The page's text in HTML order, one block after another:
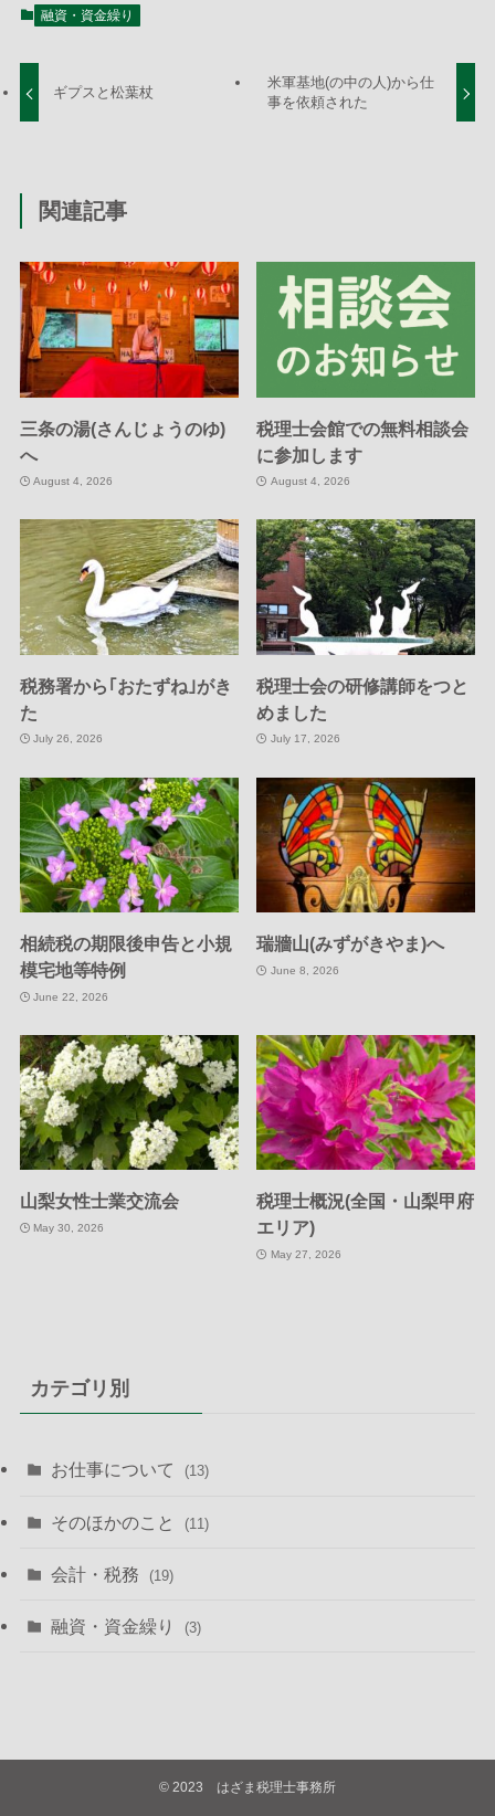
融資・資金繰り
ギプスと松葉杖
米軍基地(の中の人)から仕
事を依頼された
関連記事
三条の湯(さんじょうのゆ)
へ
August 4, 2026
税理士会館での無料相談会
に参加します
August 4, 2026
税務署から｢おたずね｣がき
た
July 26, 2026
税理士会の研修講師をつと
めました
July 17, 2026
相続税の期限後申告と小規
模宅地等特例
June 22, 2026
瑞牆山(みずがきやま)へ
June 8, 2026
山梨女性士業交流会
May 30, 2026
税理士概況(全国・山梨甲府
エリア)
May 27, 2026
カテゴリ別
お仕事について (13)
そのほかのこと (11)
会計・税務 (19)
融資・資金繰り (3)
© 2023 はざま税理士事務所